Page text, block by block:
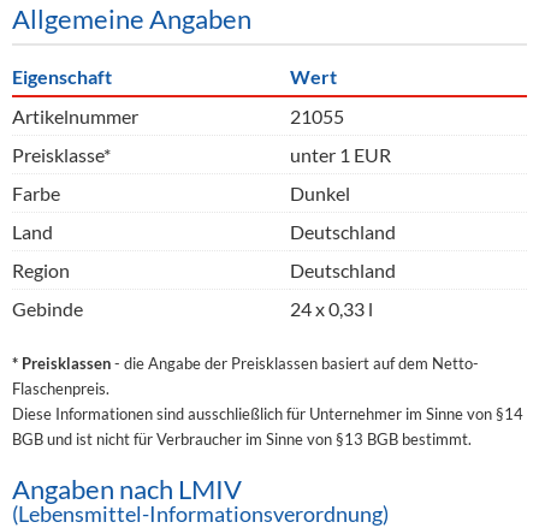
Allgemeine Angaben
Eigenschaft
Wert
Artikelnummer
21055
Preisklasse*
unter 1 EUR
Farbe
Dunkel
Land
Deutschland
Region
Deutschland
Gebinde
24 x 0,33 l
* Preisklassen- die Angabe der Preisklassen basiert auf dem Netto-
Flaschenpreis.
Diese Informationen sind ausschließlich für Unternehmer im Sinne von §14
BGB und ist nicht für Verbraucher im Sinne von §13 BGB bestimmt.
Angaben nach LMIV
(Lebensmittel-Informationsverordnung)